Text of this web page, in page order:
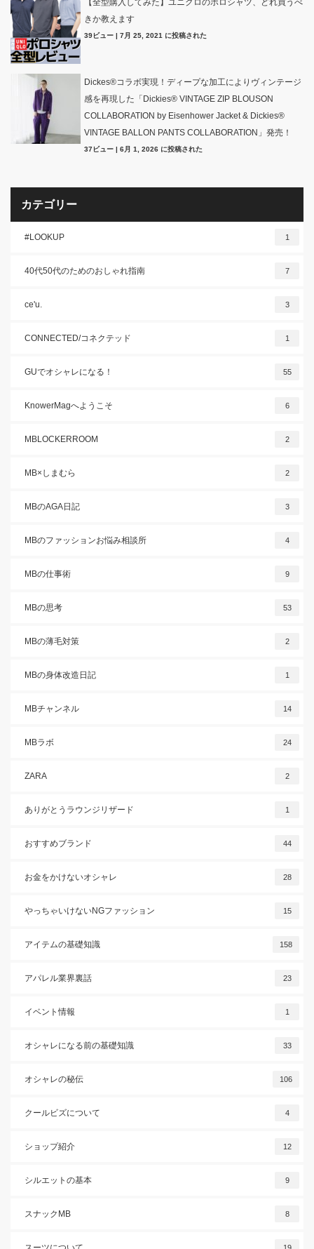
【全型購入してみた】ユニクロのポロシャツ、どれ買うべ
きか教えます
39ビュー | 7月 25, 2021 に投稿された
Dickes®コラボ実現！ディープな加工によりヴィンテージ
感を再現した「Dickies® VINTAGE ZIP BLOUSON
COLLABORATION by Eisenhower Jacket & Dickies®
VINTAGE BALLON PANTS COLLABORATION」発売！
37ビュー | 6月 1, 2026 に投稿された
カテゴリー
#LOOKUP 1
40代50代のためのおしゃれ指南 7
ce'u. 3
CONNECTED/コネクテッド 1
GUでオシャレになる！ 55
KnowerMagへようこそ 6
MBLOCKERROOM 2
MB×しまむら 2
MBのAGA日記 3
MBのファッションお悩み相談所 4
MBの仕事術 9
MBの思考 53
MBの薄毛対策 2
MBの身体改造日記 1
MBチャンネル 14
MBラボ 24
ZARA 2
ありがとうラウンジリザード 1
おすすめブランド 44
お金をかけないオシャレ 28
やっちゃいけないNGファッション 15
アイテムの基礎知識 158
アパレル業界裏話 23
イベント情報 1
オシャレになる前の基礎知識 33
オシャレの秘伝 106
クールビズについて 4
ショップ紹介 12
シルエットの基本 9
スナックMB 8